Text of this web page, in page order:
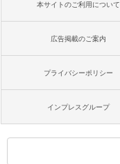
本サイトのご利用について
広告掲載のご案内
プライバシーポリシー
インプレスグループ